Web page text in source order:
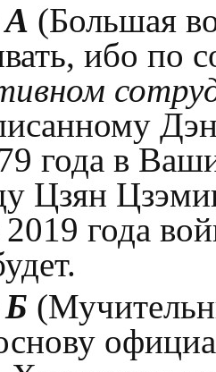
(Большая
ибо по
года в
Цзян
2019 года